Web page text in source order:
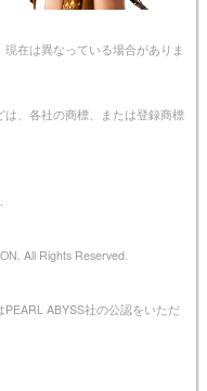
在は異なっている場合がありま
、各社の商標、または登録商標
All Rights Reserved.
ABYSS社の公認をいただ